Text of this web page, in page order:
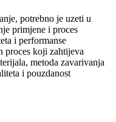
potrebno je uzeti u
primjene i proces
i performanse
proces koji zahtijeva
metoda zavarivanja
i pouzdanost